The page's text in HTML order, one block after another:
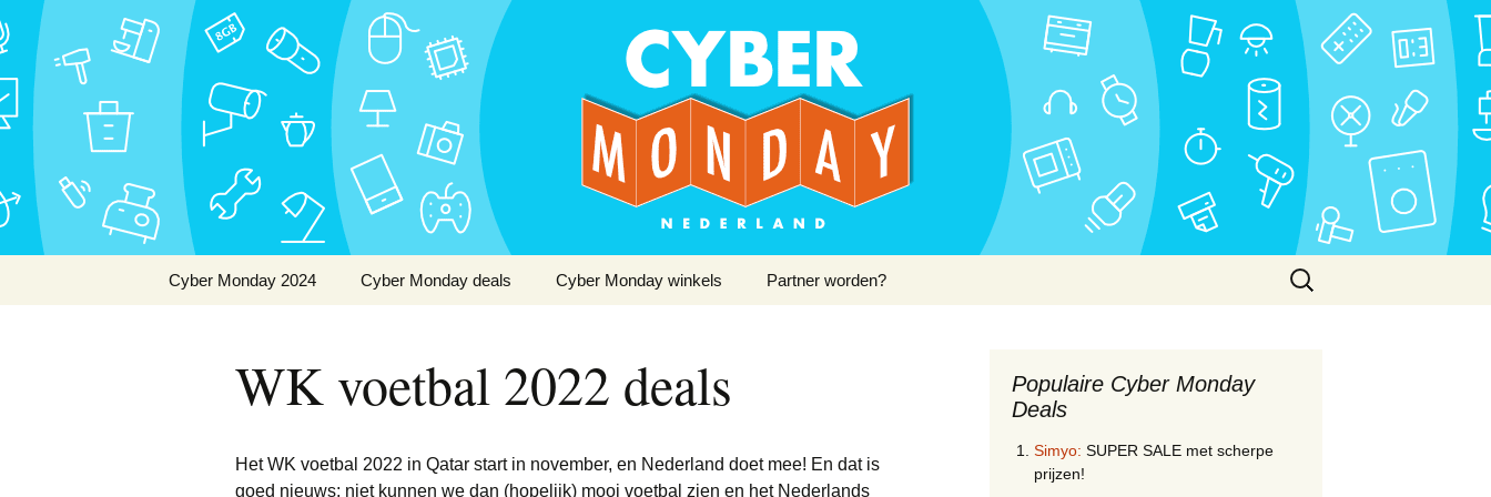
to
content
Cyber Monday Nederland
De beste Nederlandse Cyber Monday Deals bij elkaar
Cyber Monday 2024
Wanneer is Cyber
Cyber Monday deals
Apple iPhone
iPhone 13 Pro
Apple iPad
Baby Kinderwagen
E-readers
Energie
Cyber Monday winkels Partner worden?
Zoeken
naar:
WK voetbal 2022 deals
Het WK voetbal 2022 in Qatar start in november, en Nederland doet mee! En dat is
goed nieuws; niet kunnen we dan (hopelijk) mooi voetbal zien en het Nederlands
Populaire Cyber Monday
Deals
Simyo: SUPER SALE met scherpe
prijzen!